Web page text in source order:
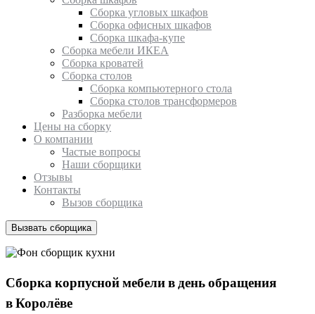
Сборка угловых шкафов
Сборка офисных шкафов
Сборка шкафа-купе
Сборка мебели ИКЕА
Сборка кроватей
Сборка столов
Сборка компьютерного стола
Сборка столов трансформеров
Разборка мебели
Цены на сборку
О компании
Частые вопросы
Наши сборщики
Отзывы
Контакты
Вызов сборщика
Вызвать сборщика
Сборка корпусной мебели в день обращения
в Королёве